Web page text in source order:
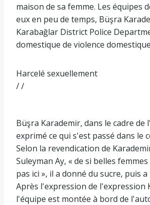
maison de sa femme. Les équipes
eux en peu de temps, Büşra
Karabağlar District Police
domestique de violence
Harcelé sexuellement
/ /
Büşra Karademir, dans le cadre de
exprimé ce qui s'est passé dans le
Selon la revendication de
Suleyman Ay, « de si belles
pas ici », il a donné du sucre, puis
Après l'expression de l'expression
l'équipe est montée à bord de